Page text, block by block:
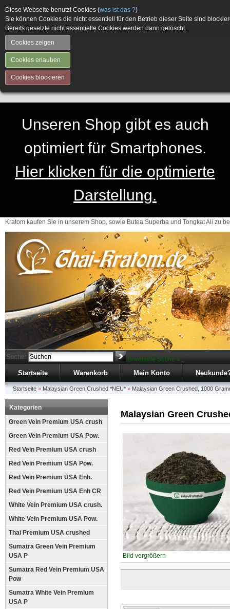
Unseren Shop gibt es auch
optimiert für Smartphones.
Hier klicken für die optimierte
Darstellung.
Diese Webseite benutzt Cookies (was ist das ?)
Sie können Cookies die nicht essentiell für den Betrieb dieser Seite sind
Bereits gesetzte nicht essentielle Cookies werden dann gelöscht.
Cookies zeigen
Cookies erlauben
Cookies blockieren
Kratom kaufen Sie in unserem Shop, sowie Butea Superba und Tongkat Ali zu
Suche: Erweiterte Suche »
Startseite Warenkorb Mein Konto
Startseite » Malaysian Green Crushed *NEU* » Malaysian Green Crushed, 1000
Kategorien
Green Vein Premium USA crush
Green Vein Premium USA Pow.
Red Vein Premium USA crush
Red Vein Premium USA Pow.
Red Vein Premium USA Enh.
Red Vein Premium USA Enh CR
White Vein Premium USA crush.
White Vein Premium USA Pow.
Thai Premium USA crushed
Sumatra Green Vein Premium
USA P
Sumatra Red Vein Premium USA
Pow
Sumatra White Vein Premium
USA P
Malaysian Green
Bild vergrößern